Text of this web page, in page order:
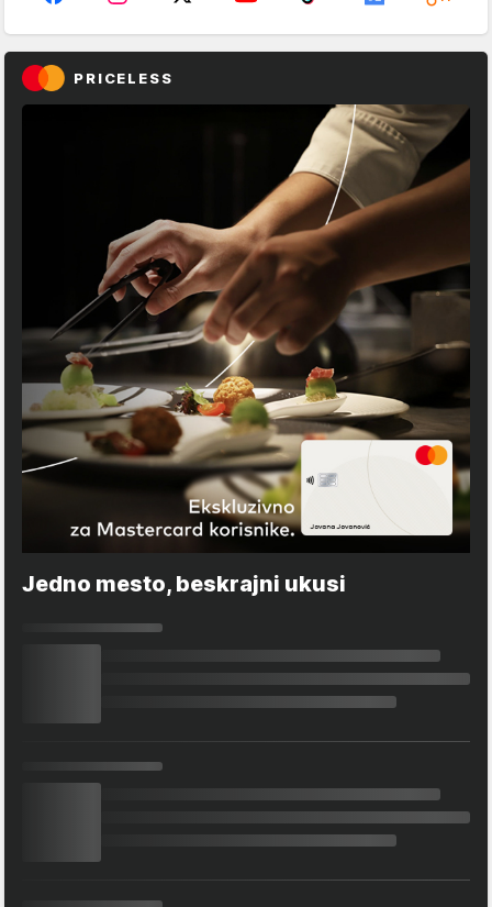
PRICELESS
Jedno mesto, beskrajni ukusi